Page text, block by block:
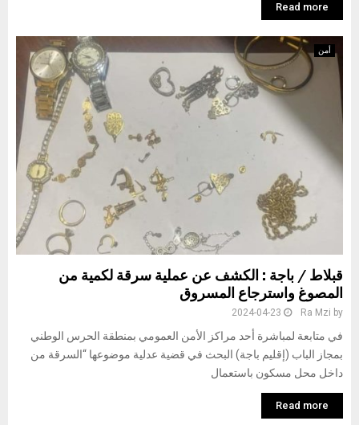
Read more
أمن
قبلاط / باجة : الكشف عن عملية سرقة لكمية من
المصوغ واسترجاع المسروق
by
Ra Mzi
2024-04-23
في متابعة لمباشرة أحد مراكز الأمن العمومي بمنطقة الحرس الوطني
بمجاز الباب (إقليم باجة) البحث في قضية عدلية موضوعها “السرقة من
داخل محل مسكون باستعمال
Read more